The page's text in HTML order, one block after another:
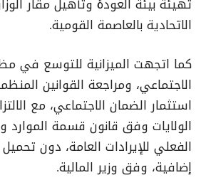
الاتحادية بالعاصمة القومية.
كما اتجهت الميزانية للتوسع في
الاجتماعي، ومراجعة القوانين
استثمار الضمان الاجتماعي، مع
الولايات وفق قانون قسمة
الفعلي للإيرادات العامة، دون
إضافية، وفق وزير المالية.